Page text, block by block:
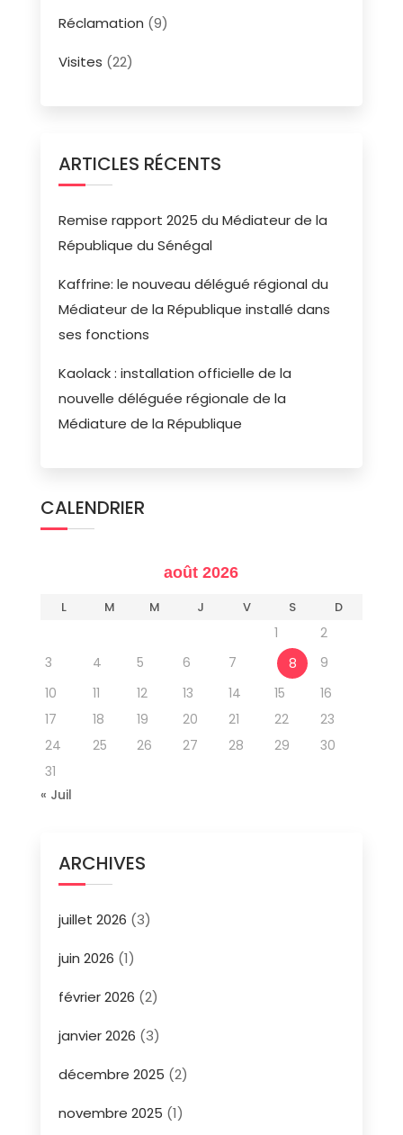
Réclamation (9)
Visites (22)
ARTICLES RÉCENTS
Remise rapport 2025 du Médiateur de la
République du Sénégal
Kaffrine: le nouveau délégué régional du
Médiateur de la République installé dans
ses fonctions
Kaolack : installation officielle de la
nouvelle déléguée régionale de la
Médiature de la République
CALENDRIER
août 2026
L M M J V S D
1
2
3
4 5 6 7 8
9
10
11 12 13 14 15
16
17
18 19 20 21 22
23
24
25 26 27 28 29
30
31
« Juil
ARCHIVES
juillet 2026 (3)
juin 2026 (1)
février 2026 (2)
janvier 2026 (3)
décembre 2025 (2)
novembre 2025 (1)